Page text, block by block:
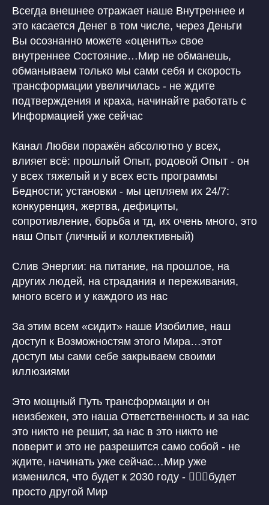
Всегда внешнее отражает наше Внутреннее и
это касается Денег в том числе, через Деньги
Вы осознанно можете «оценить» свое
внутреннее Состояние…Мир не обманешь,
обманываем только мы сами себя и скорость
трансформации увеличилась - не ждите
подтверждения и краха, начинайте работать с
Информацией уже сейчас
Канал Любви поражён абсолютно у всех,
влияет всё: прошлый Опыт, родовой Опыт - он
у всех тяжелый и у всех есть программы
Бедности; установки - мы цепляем их 24/7:
конкуренция, жертва, дефициты,
сопротивление, борьба и тд, их очень много, это
наш Опыт (личный и коллективный)
Слив Энергии: на питание, на прошлое, на
других людей, на страдания и переживания,
много всего и у каждого из нас
За этим всем «сидит» наше Изобилие, наш
доступ к Возможностям этого Мира…этот
доступ мы сами себе закрываем своими
иллюзиями
Это мощный Путь трансформации и он
неизбежен, это наша Ответственность и за нас
это никто не решит, за нас в это никто не
поверит и это не разрешится само собой - не
ждите, начинать уже сейчас…Мир уже
изменился, что будет к 2030 году - 🙋🏼‍♀️будет
просто другой Мир